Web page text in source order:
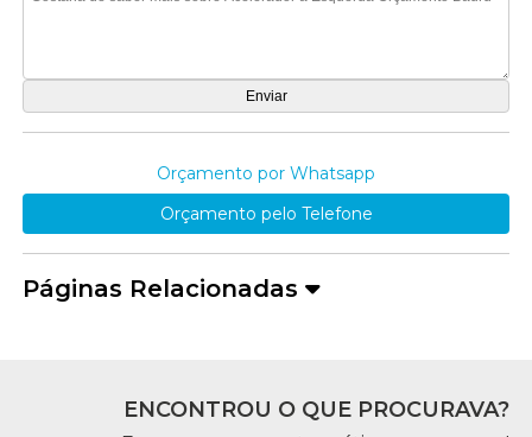
Orçamento por Whatsapp
Orçamento pelo Telefone
Páginas Relacionadas
ENCONTROU O QUE PROCURAVA?